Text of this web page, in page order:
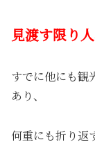
見渡す限り
すでに他にも観
あり、
何重にも折り返